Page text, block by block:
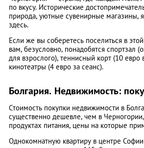
по вкусу. Исторические
природа, уютные сувенирные магазины,
здесь.
Если же вы соберетесь поселиться в
вам, безусловно, понадобятся спортзал
для взрослого), теннисный корт (10 евро
кинотеатры (4 евро за сеанс).
Болгария. Недвижимость:
Стоимость покупки недвижимости в
существенно дешевле, чем в
продуктах питания, цены на которые
Однокомнатную квартиру в центре